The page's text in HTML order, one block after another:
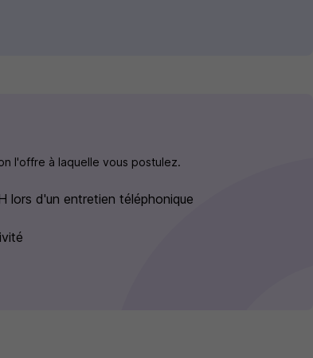
l'offre à laquelle vous postulez.
lors d'un entretien téléphonique